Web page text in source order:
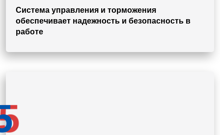
Система управления и торможения
обеспечивает надежность и безопасность в
работе